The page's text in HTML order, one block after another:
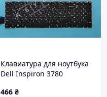
Клавиатура для ноутбука
Dell Inspiron 3780
466 ₴